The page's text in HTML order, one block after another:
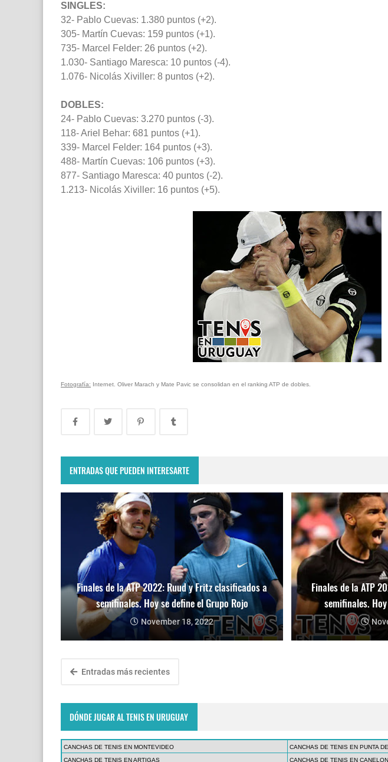
SINGLES:
32- Pablo Cuevas: 1.380 puntos (+2).
305- Martín Cuevas: 159 puntos (+1).
735- Marcel Felder: 26 puntos (+2).
1.030- Santiago Maresca: 10 puntos (-4).
1.076- Nicolás Xiviller: 8 puntos (+2).
DOBLES:
24- Pablo Cuevas: 3.270 puntos (-3).
118- Ariel Behar: 681 puntos (+1).
339- Marcel Felder: 164 puntos (+3).
488- Martín Cuevas: 106 puntos (+3).
877- Santiago Maresca: 40 puntos (-2).
1.213- Nicolás Xiviller: 16 puntos (+5).
Fotografía: Internet. Oliver Marach y Mate Pavic se consolidan en el ranking ATP de dobles.
ENTRADAS QUE PUEDEN INTERESARTE
Finales de la ATP 2022: Ruud y Fritz clasificados a
semifinales. Hoy se define el Grupo Rojo
November 18, 2022
Finales de la ATP
semifinales.
Entradas más recientes
DÓNDE JUGAR AL TENIS EN URUGUAY
CANCHAS DE TENIS EN MONTEVIDEO
CANCHAS DE TENIS EN PUNTA
CANCHAS DE TENIS EN ARTIGAS
CANCHAS DE TENIS EN